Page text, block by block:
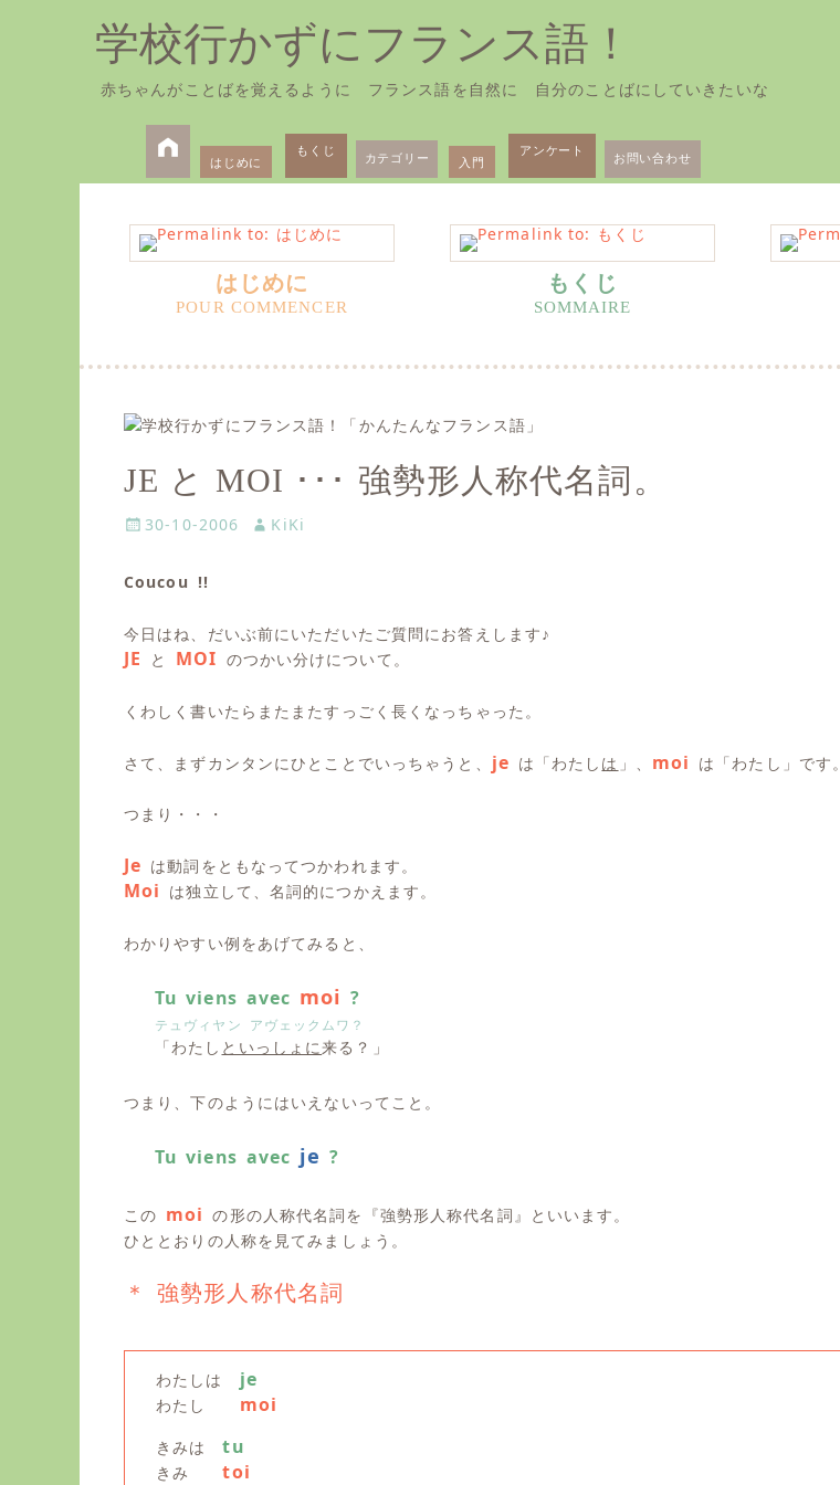
学校行かずにフランス語！
赤ちゃんがことばを覚えるように フランス語を自然に 自分のことばにしていきたいな
Primary
Menu
Skip
to
content
はじめに
もくじ カテゴリー 入門
アンケート お問い合わせ
はじめに もくじ
JE と MOI ･･･ 強勢形人称代名詞。
P
t
d
o
30-10-2006
A
r
KiKi
Coucou !!
今日はね、だいぶ前にいただいたご質問にお答えします♪
JE と MOI のつかい分けについて。
くわしく書いたらまたまたすっごく長くなっちゃった。
さて、まずカンタンにひとことでいっちゃうと、 je は「わたし は 」、 moi は「わたし」です。
つまり・・・
Je は動詞をともなってつかわれます。
Moi は独立して、名詞的につかえます。
わかりやすい例をあげてみると、
Tu viens avec moi ?
テュヴィヤン アヴェックムワ？
「わたし といっしょに来る？」
つまり、下のようにはいえないってこと。
Tu viens avec je ?
この moi の形の人称代名詞を『強勢形人称代名詞』といいます。
ひととおりの人称を見てみましょう。
＊ 強勢形人称代名詞
わたしは je
わたし moi
きみはtu
きみtoi